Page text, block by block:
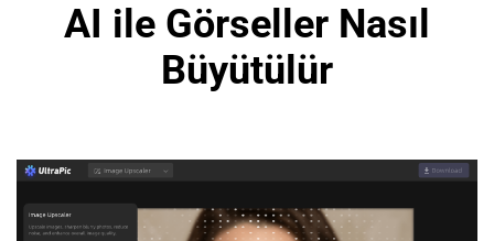
AI ile Görseller Nasıl
Büyütülür